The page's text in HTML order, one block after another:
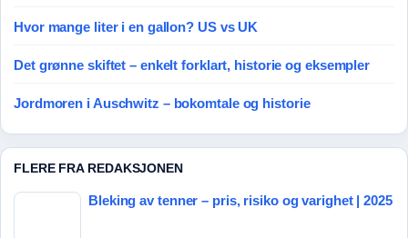
Hvor mange liter i en gallon? US vs UK
Det grønne skiftet – enkelt forklart, historie og eksempler
Jordmoren i Auschwitz – bokomtale og historie
FLERE FRA REDAKSJONEN
Bleking av tenner – pris, risiko og varighet | 2025